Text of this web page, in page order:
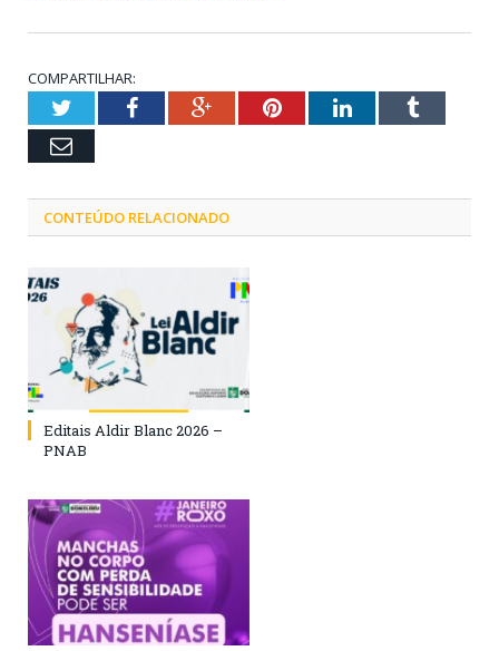
COMPARTILHAR:
TwitterFacebookGoogle+PinterestLinkedInTumblr
Email
CONTEÚDO RELACIONADO
Editais Aldir Blanc 2026 –
PNAB